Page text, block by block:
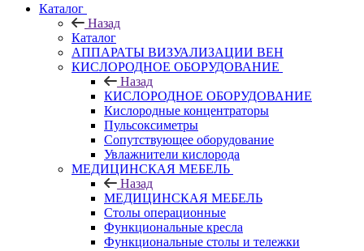
Каталог
Назад
Каталог
АППАРАТЫ ВИЗУАЛИЗАЦИИ ВЕН
КИСЛОРОДНОЕ ОБОРУДОВАНИЕ
Назад
КИСЛОРОДНОЕ ОБОРУДОВАНИЕ
Кислородные концентраторы
Пульсоксиметры
Сопутствующее оборудование
Увлажнители кислорода
МЕДИЦИНСКАЯ МЕБЕЛЬ
Назад
МЕДИЦИНСКАЯ МЕБЕЛЬ
Столы операционные
Функциональные кресла
Функциональные столы и тележки